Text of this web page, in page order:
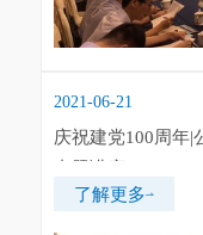
2021-06-21
庆祝建党100周年|
专题讲座
了解更多